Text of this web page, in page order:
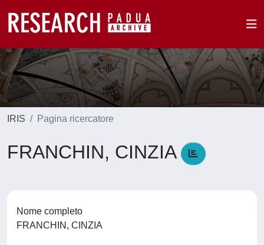
IRIS Pagina ricercatore
FRANCHIN, CINZIA
Nome completo
FRANCHIN, CINZIA